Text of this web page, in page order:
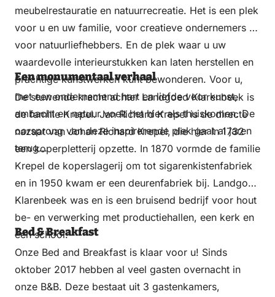
meubelrestauratie en natuurrecreatie. Het is een plek
voor u en uw familie, voor creatieve ondernemers en
voor natuurliefhebbers. En de plek waar u uw
waardevolle interieurstukken kan laten herstellen en
prachtige kunstwerken kunt bewonderen. Voor u,
met een ondernemend hart en liefde voor kunst,
ambacht en natuur voelt het hier als thuiskomen. De
oorsprong van deze inspirerende plek gaat al jaren
terug…
Een monumentaal verhaal
De stuwende kracht achter Landgoed Klarenbeek is
de familie Krepel. Jan Richard Krepel is de directe
nazaat van Johan Richard Krepel, die hier in 1732
een koperpletterij opzette. In 1870 vormde de familie
Krepel de koperslagerij om tot sigarenkistenfabriek
en in 1950 kwam er een deurenfabriek bij. Landgoed
Klarenbeek was en is een bruisend bedrijf voor hout
be- en verwerking met productiehallen, een kerk en
een school.
Bed & Breakfast
Onze Bed and Breakfast is klaar voor u! Sinds
oktober 2017 hebben al veel gasten overnacht in
onze B&B. Deze bestaat uit 3 gastenkamers,